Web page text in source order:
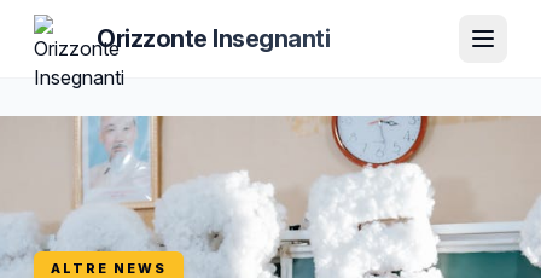
Orizzonte Insegnanti
ALTRE NEWS